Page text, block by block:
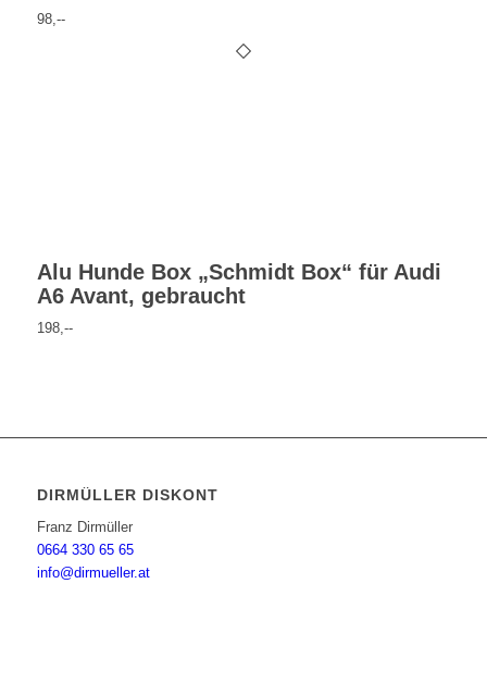
98,--
Alu Hunde Box „Schmidt Box“ für Audi
A6 Avant, gebraucht
198,--
DIRMÜLLER DISKONT
Franz Dirmüller
0664 330 65 65
info@dirmueller.at